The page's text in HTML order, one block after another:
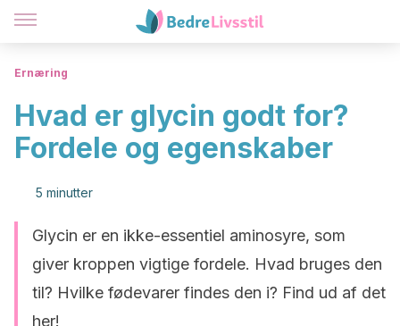
Ernæring
Hvad er glycin godt for?
Fordele og egenskaber
5 minutter
Glycin er en ikke-essentiel aminosyre, som
giver kroppen vigtige fordele. Hvad bruges den
til? Hvilke fødevarer findes den i? Find ud af det
her!